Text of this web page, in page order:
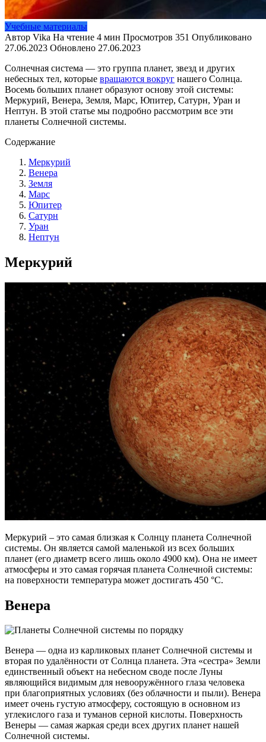
Учебные материалы
Автор Vika На чтение 4 мин Просмотров 351 Опубликовано
27.06.2023 Обновлено 27.06.2023
Солнечная система — это группа планет, звезд и других
небесных тел, которые вращаются вокруг нашего Солнца.
Восемь больших планет образуют основу этой системы:
Меркурий, Венера, Земля, Марс, Юпитер, Сатурн, Уран и
Нептун. В этой статье мы подробно рассмотрим все эти
планеты Солнечной системы.
Содержание
Меркурий
Венера
Земля
Марс
Юпитер
Сатурн
Уран
Нептун
Меркурий
Меркурий – это самая близкая к Солнцу планета Солнечной
системы. Он является самой маленькой из всех больших
планет (его диаметр всего лишь около 4900 км). Она не имеет
атмосферы и это самая горячая планета Солнечной системы:
на поверхности температура может достигать 450 °C.
Венера
Венера — одна из карликовых планет Солнечной системы и
вторая по удалённости от Солнца планета. Эта «сестра» Земли
единственный объект на небесном своде после Луны
являющийся видимым для невооружённого глаза человека
при благоприятных условиях (без облачности и пыли). Венера
имеет очень густую атмосферу, состоящую в основном из
углекислого газа и туманов серной кислоты. Поверхность
Венеры — самая жаркая среди всех других планет нашей
Солнечной системы.